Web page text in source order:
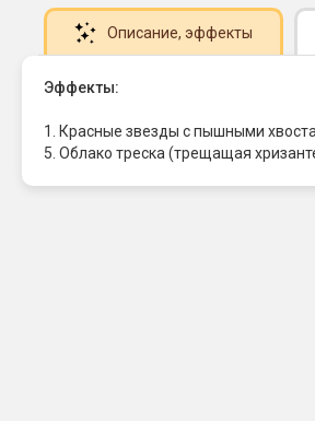
Описание, эффекты
Эффекты:
1. Красные звезды с пышными
5. Облако треска (трещащая